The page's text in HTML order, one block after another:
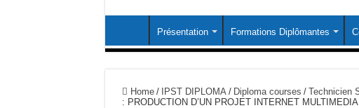
Présentation Formations Diplômantes
Home / IPST DIPLOMA / Diploma courses / Technicien
: PRODUCTION D’UN PROJET INTERNET MULTIMEDIA